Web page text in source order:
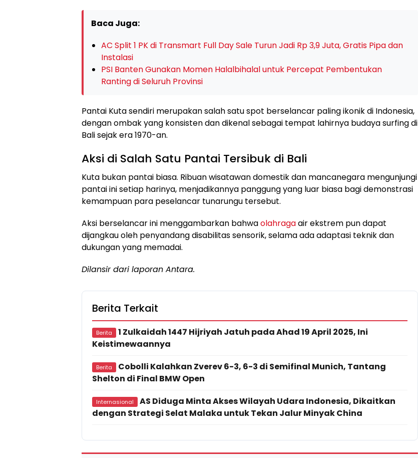
Baca Juga:
AC Split 1 PK di Transmart Full Day Sale Turun Jadi Rp 3,9 Juta, Gratis Pipa dan
Instalasi
PSI Banten Gunakan Momen Halalbihalal untuk Percepat Pembentukan
Ranting di Seluruh Provinsi
Pantai Kuta sendiri merupakan salah satu spot berselancar paling ikonik di Indonesia,
dengan ombak yang konsisten dan dikenal sebagai tempat lahirnya budaya surfing di
Bali sejak era 1970-an.
Aksi di Salah Satu Pantai Tersibuk di Bali
Kuta bukan pantai biasa. Ribuan wisatawan domestik dan mancanegara mengunjungi
pantai ini setiap harinya, menjadikannya panggung yang luar biasa bagi demonstrasi
kemampuan para peselancar tunarungu tersebut.
Aksi berselancar ini menggambarkan bahwaolahragaair ekstrem pun dapat
dijangkau oleh penyandang disabilitas sensorik, selama ada adaptasi teknik dan
dukungan yang memadai.
Dilansir dari laporan Antara.
Berita Terkait
Berita
1 Zulkaidah 1447 Hijriyah Jatuh pada Ahad 19 April 2025, Ini
Keistimewaannya
Berita
Cobolli Kalahkan Zverev 6-3, 6-3 di Semifinal Munich, Tantang
Shelton di Final BMW Open
Internasional
AS Diduga Minta Akses Wilayah Udara Indonesia, Dikaitkan
dengan Strategi Selat Malaka untuk Tekan Jalur Minyak China